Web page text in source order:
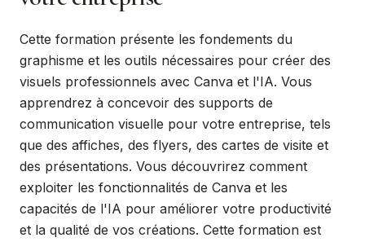
Cette formation présente les fondements du
graphisme et les outils nécessaires pour créer des
visuels professionnels avec Canva et l'IA. Vous
apprendrez à concevoir des supports de
communication visuelle pour votre entreprise, tels
que des affiches, des flyers, des cartes de visite et
des présentations. Vous découvrirez comment
exploiter les fonctionnalités de Canva et les
capacités de l'IA pour améliorer votre productivité
et la qualité de vos créations. Cette formation est